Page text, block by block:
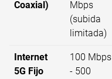
Coaxial)
Mbps
(subida
limitada)
Internet
5G Fijo
100 Mbps
- 500